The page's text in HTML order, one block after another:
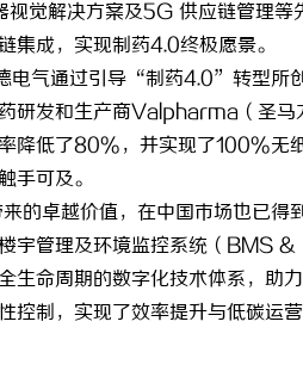
视觉解决方案及5G 供应链管理
集成，实现制药4.0终极愿景。
电气通过引导 “制药4.0”转型所
研发和生产商Valpharma（圣
降低了80%，并实现了100%无
手可及。
的卓越价值，在中国市场也已得
宇管理及环境监控系统（BMS
生命周期的数字化技术体系，
控制，实现了效率提升与低碳运